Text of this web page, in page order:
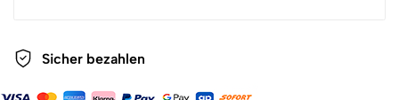
Sicher bezahlen